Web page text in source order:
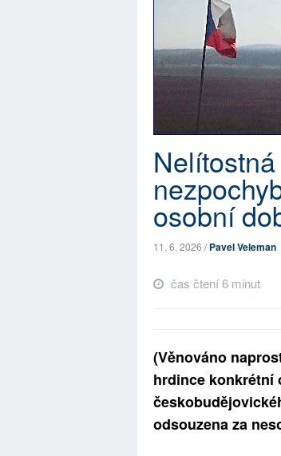
osobní
11. 6. 2026 /Pavel Veleman
čas čtení 6 minut
(Věnováno
hrdince konkrétní
odsouzena za